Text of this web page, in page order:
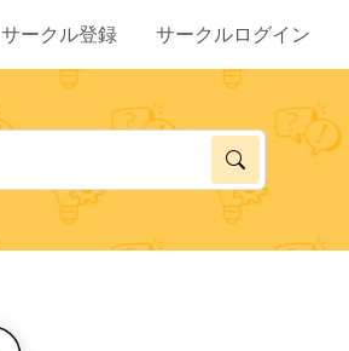
サークル登録 サークルログイン